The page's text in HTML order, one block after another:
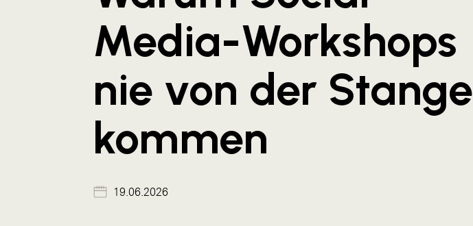
Media-Workshops
nie von der Stange
kommen
19.06.2026